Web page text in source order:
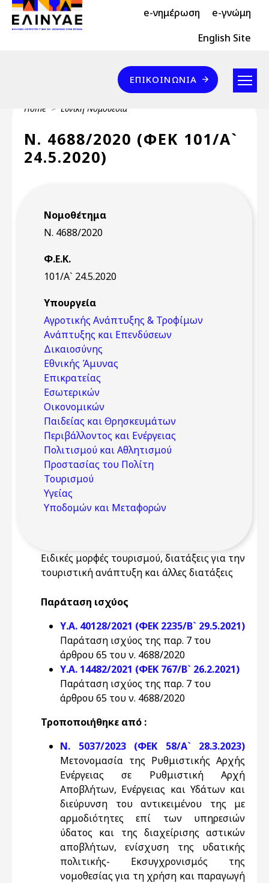
Skip to main content
Header Top 2 e-νημέρωση e-γνώμη
Header Top English Site
Επικοινωνία
ΕΠΙΚΟΙΝΩΝΊΑ
Breadcrumb
Home Εθνική Νομοθεσία
Ν. 4688/2020 (ΦΕΚ 101/Α`
24.5.2020)
Νομοθέτημα
Ν. 4688/2020
Φ.Ε.Κ.
101/Α` 24.5.2020
Υπουργεία
Αγροτικής Ανάπτυξης & Τροφίμων
Ανάπτυξης και Επενδύσεων
Δικαιοσύνης
Εθνικής Άμυνας
Επικρατείας
Εσωτερικών
Οικονομικών
Παιδείας και Θρησκευμάτων
Περιβάλλοντος και Ενέργειας
Πολιτισμού και Αθλητισμού
Προστασίας του Πολίτη
Τουρισμού
Υγείας
Υποδομών και Μεταφορών
Ειδικές μορφές τουρισμού, διατάξεις για την
τουριστική ανάπτυξη και άλλες διατάξεις
Παράταση ισχύος
Υ.Α. 40128/2021 (ΦΕΚ 2235/Β` 29.5.2021)
Παράταση ισχύος της παρ. 7 του
άρθρου 65 του ν. 4688/2020
Υ.Α. 14482/2021 (ΦΕΚ 767/Β` 26.2.2021)
Παράταση ισχύος της παρ. 7 του
άρθρου 65 του ν. 4688/2020
Τροποποιήθηκε από :
Ν. 5037/2023 (ΦΕΚ 58/Α` 28.3.2023)
Μετονομασία της Ρυθμιστικής Αρχής
Ενέργειας σε Ρυθμιστική Αρχή
Αποβλήτων, Ενέργειας και Υδάτων και
διεύρυνση του αντικειμένου της με
αρμοδιότητες επί των υπηρεσιών
ύδατος και της διαχείρισης αστικών
αποβλήτων, ενίσχυση της υδατικής
πολιτικής- Εκσυγχρονισμός της
νομοθεσίας για τη χρήση και παραγωγή